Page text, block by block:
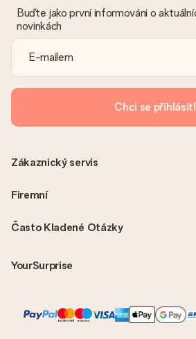
vhodné řešení.
Je faktura odeslána spolu s
vždy v potvrzovacím e-mailu a vždy ji
MySurprise. To znamená, že můžete
příjemci, což je opravdovým
Buďte jako první informováni o
novinkách
Chci se přihlásit!
Často Kladené Otázky
YourSurprise
Zákaznický servis
Firemní